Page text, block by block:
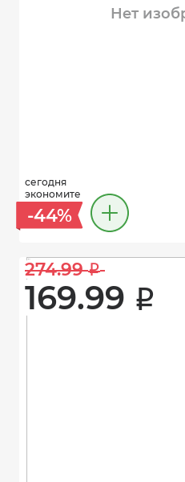
Нет
сегодня
экономите
-44%
274.99 i
169.99 i